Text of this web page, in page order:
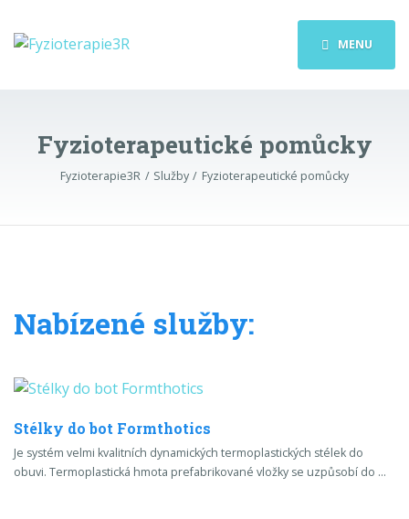
MENU
Fyzioterapeutické pomůcky
Fyzioterapie3R Služby Fyzioterapeutické pomůcky
Nabízené služby:
Stélky do bot Formthotics
Je systém velmi kvalitních dynamických termoplastických stélek do
obuvi. Termoplastická hmota prefabrikované vložky se uzpůsobí do …